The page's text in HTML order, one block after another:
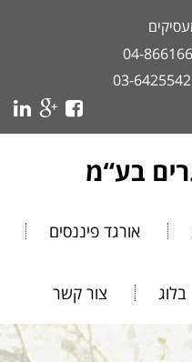
04-
03-6425542
אורגד פיננסים
בלוג צור קשר